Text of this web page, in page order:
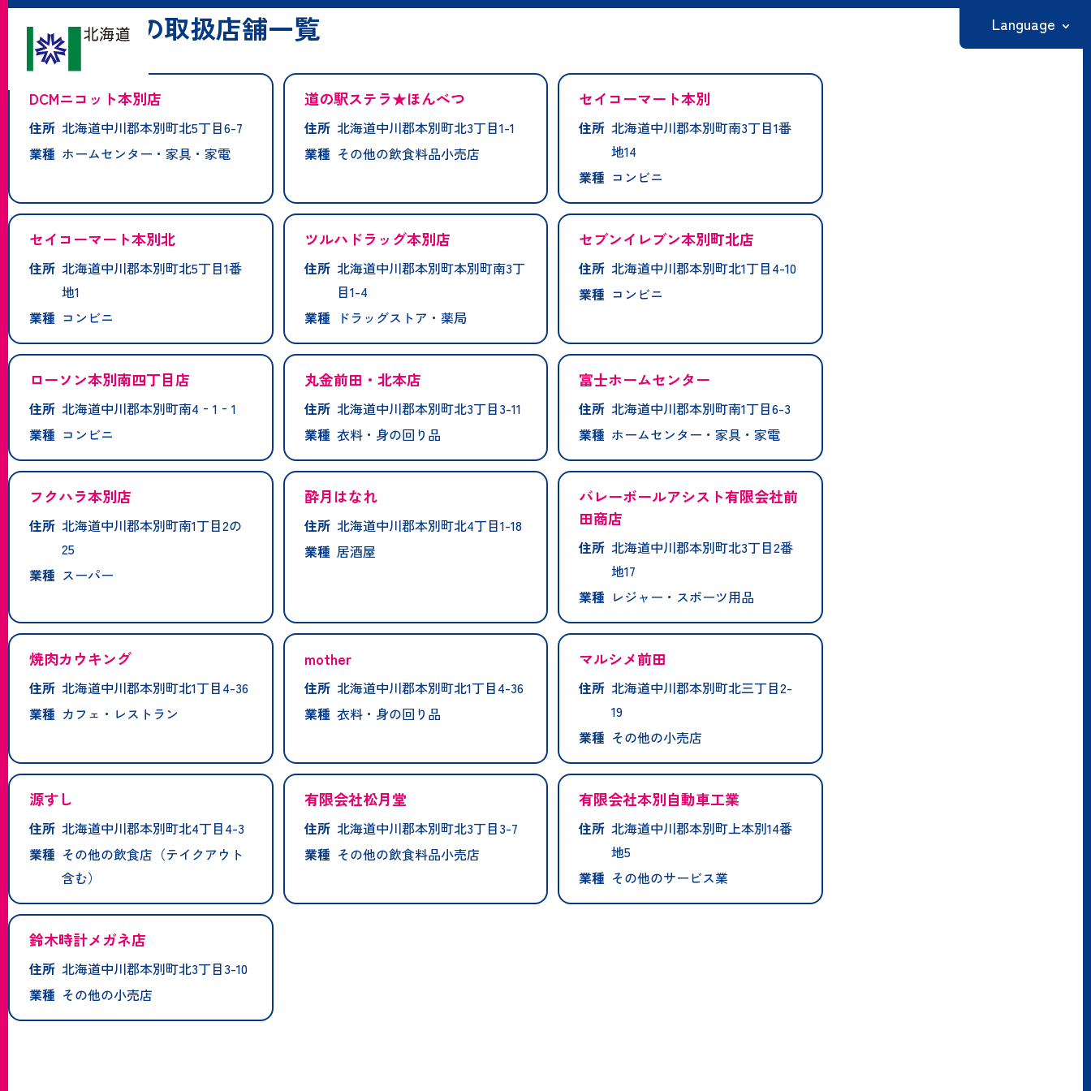
Language
「本別町」の取扱店舗一覧
DCMニコット本別店
住所 北海道中川郡本別町北5丁目6-7
業種 ホームセンター・家具・家電
道の駅ステラ★ほんべつ
住所 北海道中川郡本別町北3丁目1-1
業種 その他の飲食料品小売店
セイコーマート本別
住所 北海道中川郡本別町南3丁目1番
地14
業種 コンビニ
セイコーマート本別北
住所 北海道中川郡本別町北5丁目1番
地1
業種 コンビニ
ツルハドラッグ本別店
住所 北海道中川郡本別町本別町南3丁
目1-4
業種
ドラッグストア・薬局
セブンイレブン本別町北店
住所 北海道中川郡本別町北1丁目4-10
業種 コンビニ
ローソン本別南四丁目店
住所 北海道中川郡本別町南4‐1‐1
業種 コンビニ
丸金前田・北本店
住所 北海道中川郡本別町北3丁目3-11
業種 衣料・身の回り品
富士ホームセンター
住所 北海道中川郡本別町南1丁目6-3
業種 ホームセンター・家具・家電
フクハラ本別店
住所 北海道中川郡本別町南1丁目2の
25
業種 スーパー
酔月はなれ
住所 北海道中川郡本別町北4丁目1-18
業種 居酒屋
バレーボールアシスト有限会社前
田商店
住所 北海道中川郡本別町北3丁目2番
地17
業種 レジャー・スポーツ用品
焼肉カウキング
住所 北海道中川郡本別町北1丁目4-36
業種 カフェ・レストラン
mother
住所 北海道中川郡本別町北1丁目4-36
業種 衣料・身の回り品
マルシメ前田
住所 北海道中川郡本別町北三丁目2-
19
業種 その他の小売店
源すし
住所 北海道中川郡本別町北4丁目4-3
業種 その他の飲食店（テイクアウト
含む）
有限会社松月堂
住所 北海道中川郡本別町北3丁目3-7
業種 その他の飲食料品小売店
有限会社本別自動車工業
住所 北海道中川郡本別町上本別14番
地5
業種 その他のサービス業
鈴木時計メガネ店
住所 北海道中川郡本別町北3丁目3-10
業種 その他の小売店